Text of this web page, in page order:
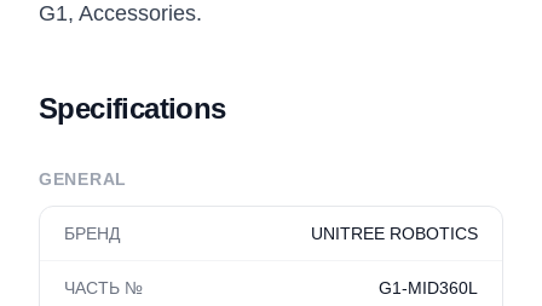
G1, Accessories.
Specifications
GENERAL
БРЕНД UNITREE ROBOTICS
ЧАСТЬ № G1-MID360L